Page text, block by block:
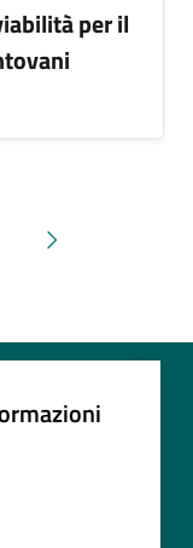
per il
Pagina